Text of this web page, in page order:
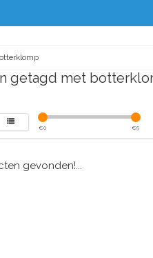
getagd met
€0 €5
gevonden!...